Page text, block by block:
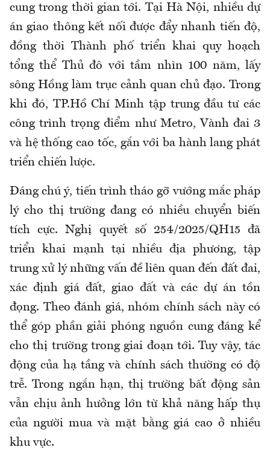
cung trong thời gian tới. Tại Hà Nội, nhiều dự
án giao thông kết nối được đẩy nhanh tiến độ,
đồng thời Thành phố triển khai quy hoạch
tổng thể Thủ đô với tầm nhìn 100 năm, lấy
sông Hồng làm trục cảnh quan chủ đạo. Trong
khi đó, TP.Hồ Chí Minh tập trung đầu tư các
công trình trọng điểm như Metro, Vành đai 3
và hệ thống cao tốc, gắn với ba hành lang phát
triển chiến lược.
Đáng chú ý, tiến trình tháo gỡ vướng mắc pháp
lý cho thị trường đang có nhiều chuyển biến
tích cực. Nghị quyết số 254/2025/QH15 đã
triển khai mạnh tại nhiều địa phương, tập
trung xử lý những vấn đề liên quan đến đất đai,
xác định giá đất, giao đất và các dự án tồn
đọng. Theo đánh giá, nhóm chính sách này có
thể góp phần giải phóng nguồn cung đáng kể
cho thị trường trong giai đoạn tới. Tuy vậy, tác
động của hạ tầng và chính sách thường có độ
trễ. Trong ngắn hạn, thị trường bất động sản
vẫn chịu ảnh hưởng lớn từ khả năng hấp thụ
của người mua và mặt bằng giá cao ở nhiều
khu vực.